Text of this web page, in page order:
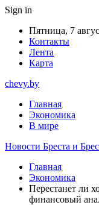
Sign in
Пятница, 7
Контакты
Лента
Карта
chevy.by
Главная
Экономика
В мире
Новости Бреста и
Главная
Экономика
Перестанет ли
финансовый